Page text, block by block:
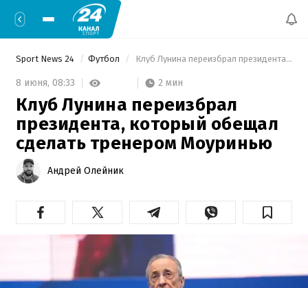
Sport News 24 Футбол Клуб Лунина переизбрал президента, который обещал сделать тренером Моуринью
8 июня, 08:33 2 мин
Клуб Лунина переизбрал
президента, который обещал
сделать тренером Моуринью
Андрей Олейник